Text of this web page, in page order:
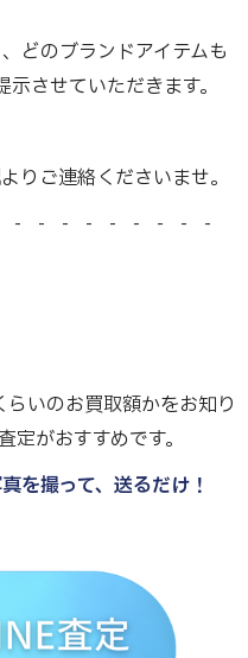
どのブランドアイテムも
させていただきます。
りご連絡くださいませ。
- - - - - - - - -
いのお買取額かをお知り
がおすすめです。
を撮って、送るだけ！